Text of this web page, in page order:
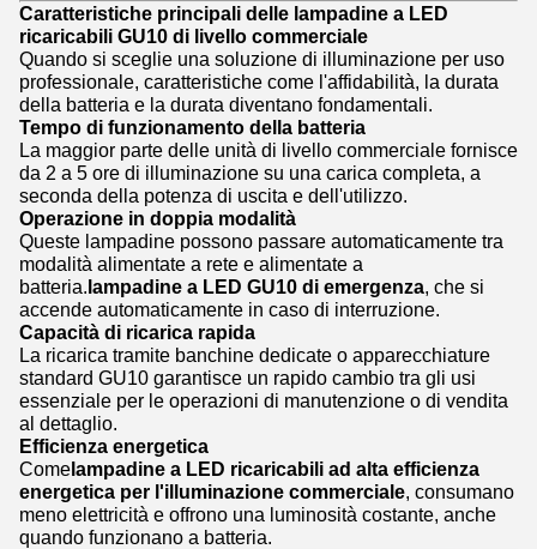
Caratteristiche principali delle lampadine a LED
ricaricabili GU10 di livello commerciale
Quando si sceglie una soluzione di illuminazione per uso
professionale, caratteristiche come l'affidabilità, la durata
della batteria e la durata diventano fondamentali.
Tempo di funzionamento della batteria
La maggior parte delle unità di livello commerciale fornisce
da 2 a 5 ore di illuminazione su una carica completa, a
seconda della potenza di uscita e dell'utilizzo.
Operazione in doppia modalità
Queste lampadine possono passare automaticamente tra
modalità alimentate a rete e alimentate a
batteria.lampadine a LED GU10 di emergenza, che si
accende automaticamente in caso di interruzione.
Capacità di ricarica rapida
La ricarica tramite banchine dedicate o apparecchiature
standard GU10 garantisce un rapido cambio tra gli usi
essenziale per le operazioni di manutenzione o di vendita
al dettaglio.
Efficienza energetica
Comelampadine a LED ricaricabili ad alta efficienza
energetica per l'illuminazione commerciale, consumano
meno elettricità e offrono una luminosità costante, anche
quando funzionano a batteria.